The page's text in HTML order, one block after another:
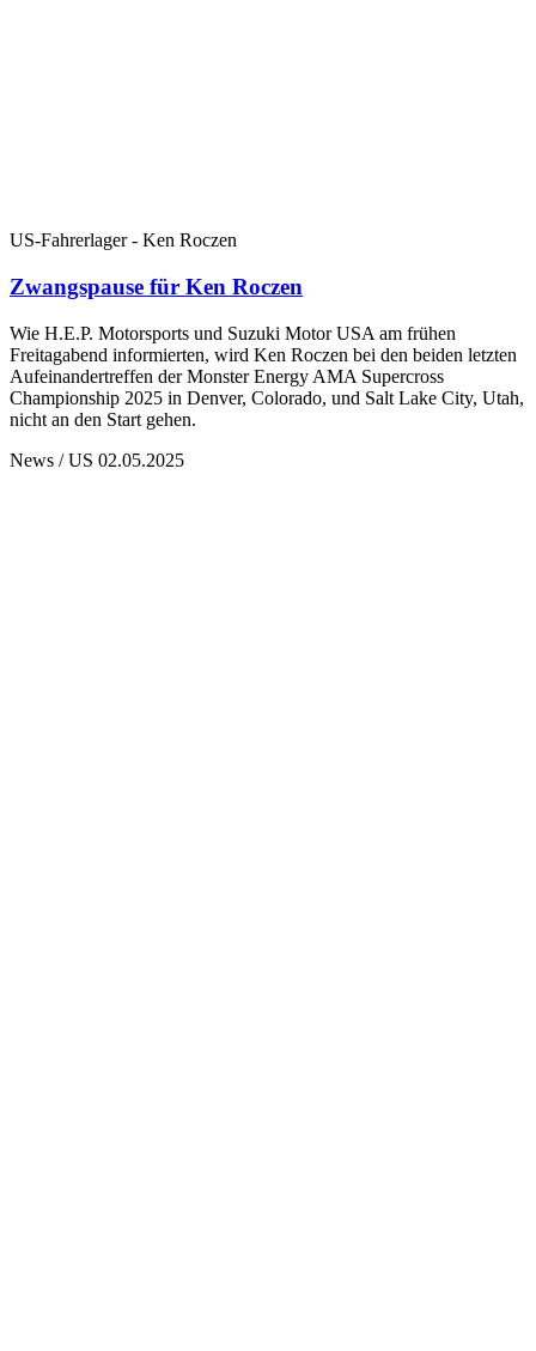
US-Fahrerlager - Ken Roczen
Zwangspause für Ken Roczen
Wie H.E.P. Motorsports und Suzuki Motor USA am frühen
Freitagabend informierten, wird Ken Roczen bei den beiden letzten
Aufeinandertreffen der Monster Energy AMA Supercross
Championship 2025 in Denver, Colorado, und Salt Lake City, Utah,
nicht an den Start gehen.
News / US 02.05.2025